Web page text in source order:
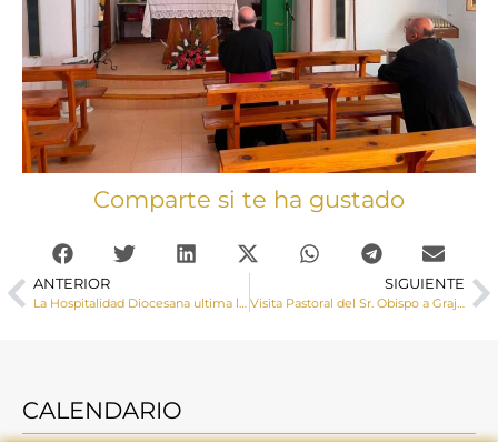
Comparte si te ha gustado
ANTERIOR
La Hospitalidad Diocesana ultima los preparativos de la 50ª Peregrinación con enfermos al Santuario de Lourdes, la más numerosa de la última década
SIGUIENTE
Visita Pastoral del Sr. Obispo a Graja de Campalbo y Manzaneruela
CALENDARIO